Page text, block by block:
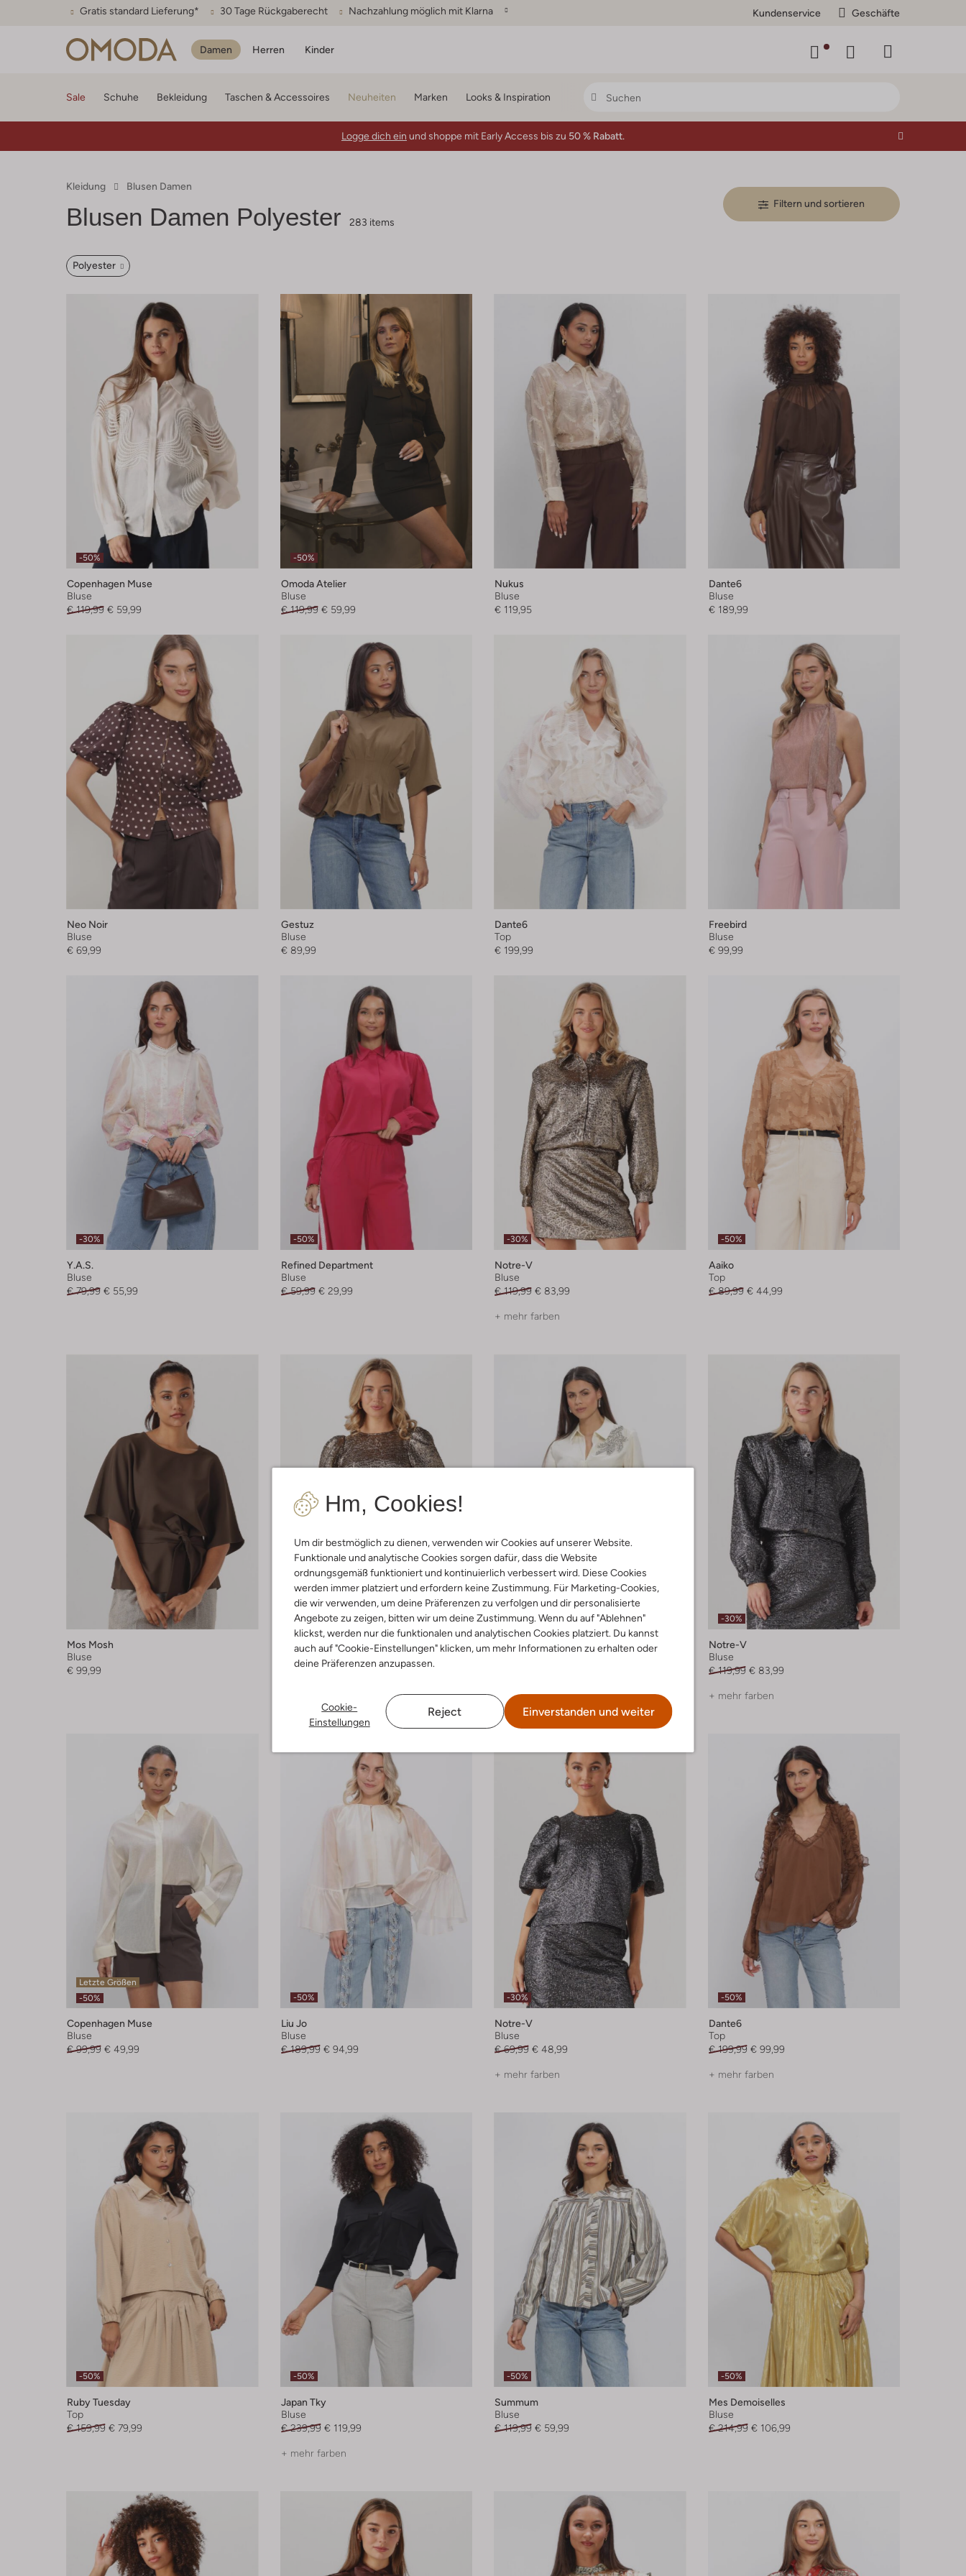
Gratis standard Lieferung* 30 Tage Rückgaberecht Nachzahlung möglich mit Klarna Kundenservice Geschäfte
Damen Herren Kinder
Hm, Cookies!
Um dir bestmöglich zu dienen, verwenden wir Cookies auf unserer Website.
Funktionale und analytische Cookies sorgen dafür, dass die Website
ordnungsgemäß funktioniert und kontinuierlich verbessert wird. Diese Cookies
werden immer platziert und erfordern keine Zustimmung. Für Marketing-Cookies,
die wir verwenden, um deine Präferenzen zu verfolgen und dir personalisierte
Angebote zu zeigen, bitten wir um deine Zustimmung. Wenn du auf "Ablehnen"
klickst, werden nur die funktionalen und analytischen Cookies platziert. Du kannst
auch auf "Cookie-Einstellungen" klicken, um mehr Informationen zu erhalten oder
deine Präferenzen anzupassen.
Cookie-
Einstellungen
Reject Einverstanden und weiter
Sale Schuhe Bekleidung Taschen & Accessoires Neuheiten Marken Looks & Inspiration
Logge dich ein und shoppe mit Early Access bis zu 50 % Rabatt.
Kleidung Blusen Damen
Blusen Damen Polyester 283 items
Filtern und sortieren
Polyester
-50%
Copenhagen Muse
Bluse
€ 119,99 € 59,99
-50%
Omoda Atelier
Bluse
€ 119,99 € 59,99
Nukus
Bluse
€ 119,95
Dante6
Bluse
€ 189,99
Neo Noir
Bluse
€ 69,99
Gestuz
Bluse
€ 89,99
Dante6
Top
€ 199,99
Freebird
Bluse
€ 99,99
-30%
Y.a.s.
Bluse
€ 79,99 € 55,99
-50%
Refined Department
Bluse
€ 59,99 € 29,99
-30%
Notre-V
Bluse
€ 119,99 € 83,99
+ mehr farben
-50%
Aaiko
Top
€ 89,99 € 44,99
Mos Mosh
Bluse
€ 99,99
-30%
Notre-V
Bluse
€ 69,99 € 48,99
-50%
Freebird
-30%
Notre-V
Bluse
€ 119,99 € 83,99
+ mehr farben
Letzte Größen
-50%
Copenhagen Muse
Bluse
€ 99,99 € 49,99
-50%
Liu Jo
Bluse
€ 189,99 € 94,99
-30%
Notre-V
Bluse
€ 69,99 € 48,99
+ mehr farben
-50%
Dante6
Top
€ 199,99 € 99,99
+ mehr farben
-50%
Ruby Tuesday
Top
€ 159,99 € 79,99
-50%
Japan Tky
Bluse
€ 239,99 € 119,99
+ mehr farben
-50%
Summum
Bluse
€ 119,99 € 59,99
-50%
Mes Demoiselles
Bluse
€ 214,99 € 106,99